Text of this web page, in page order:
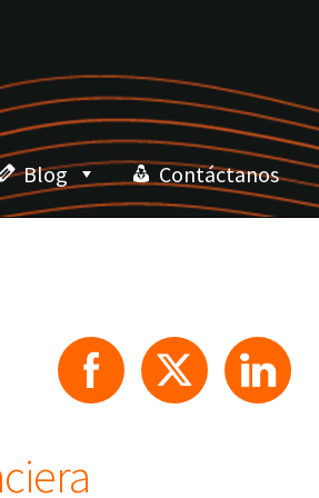
Blog Contáctanos